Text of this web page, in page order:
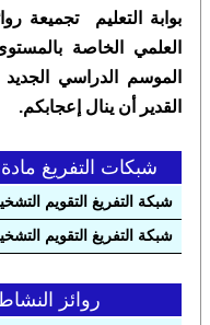
بوابة التعليم تجميعة
العلمي الخاصة
القدير أن ينال إعجابكم.
شبكات التفريغ
شبكة التفريغ التقويم
شبكة التفريغ التقويم
روائز